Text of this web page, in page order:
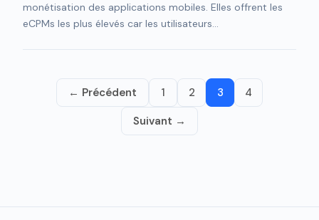
monétisation des applications mobiles. Elles offrent les
eCPMs les plus élevés car les utilisateurs...
← Précédent 1 2 3
4
Suivant →